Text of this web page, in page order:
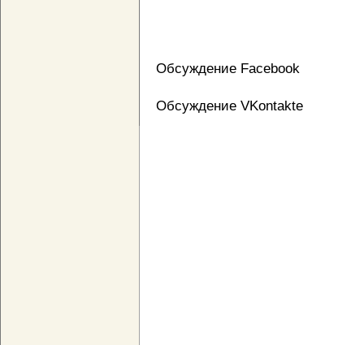
Обсуждение Facebook
Обсуждение VKontakte